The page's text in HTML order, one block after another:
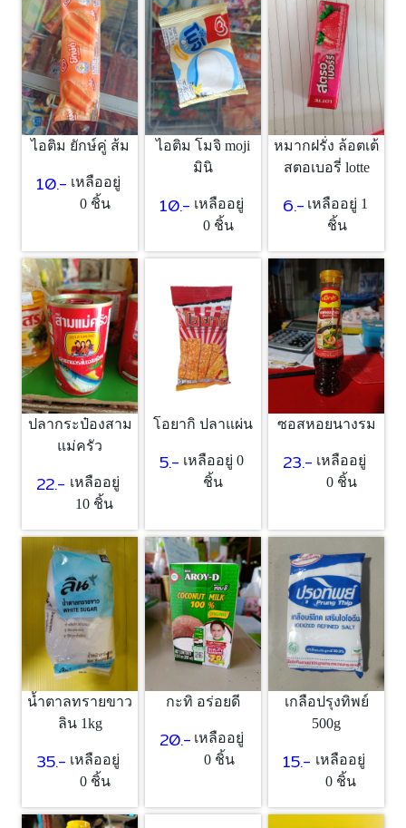
ไอติม ยักษ์คู่ ส้ม
10.- เหลืออยู่
0 ชิ้น
ไอติม โมจิ moji
มินิ
10.- เหลืออยู่
0 ชิ้น
หมากฝรั่ง ล้อตเต้
สตอเบอรี่ lotte
6.- เหลืออยู่ 1
ชิ้น
ปลากระป๋องสาม
แม่ครัว
22.- เหลืออยู่
10 ชิ้น
โอยากิ ปลาแผ่น
5.- เหลืออยู่ 0
ชิ้น
ซอสหอยนางรม
23.- เหลืออยู่
0 ชิ้น
น้ำตาลทรายขาว
ลิน 1kg
35.- เหลืออยู่
0 ชิ้น
กะทิ อร่อยดี
20.- เหลืออยู่
0 ชิ้น
เกลือปรุงทิพย์
500g
15.- เหลืออยู่
0 ชิ้น